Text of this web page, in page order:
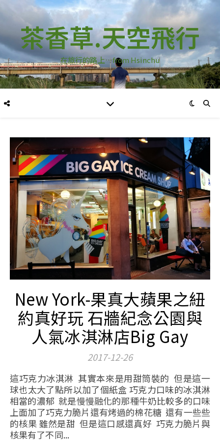
茶香草.天空飛行
在旅行的路上…from Hsinchu
New York-果真大蘋果之紐
約真好玩 石牆紀念公園與
人氣冰淇淋店Big Gay
2017-12-26
這巧克力冰淇淋 其實本來是用甜筒裝的 但是這一
球也太大了點所以加了個紙盒 巧克力口味的冰淇淋
相當的濃郁 就是慢慢融化的那種牛奶比較多的口味
上面加了巧克力脆片還有烤過的棉花糖 還有一些些
的核果 雖然是甜 但是這口感還真好 巧克力脆片與
核果有了不同...